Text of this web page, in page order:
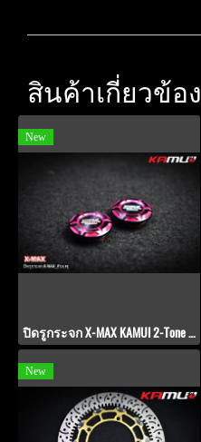
สินค้าเกี่ยวข้อง
New
ปิดรูกระจก X-MAX KAMUI 2-Tone สีชมพู
New